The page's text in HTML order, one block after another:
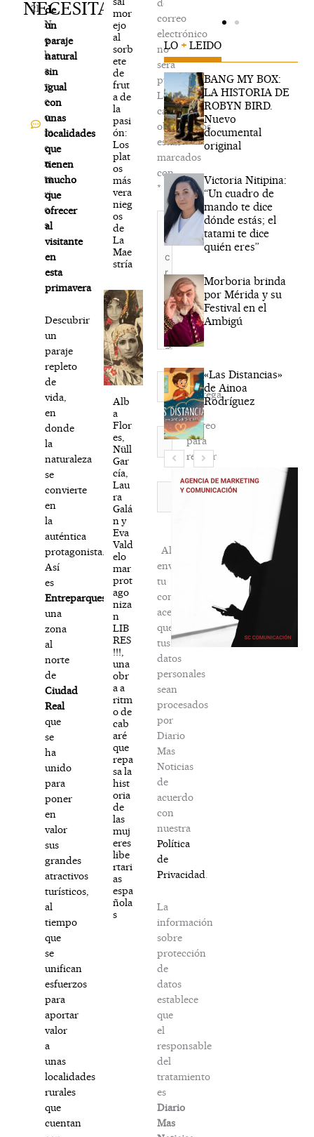
NECESITAS
21
N
o
h
a
y
c
o
m
e
n
ta
ri
o
s
de
un
paraje
natural
sin
igual
con
unas
localidades
que
tienen
mucho
que
ofrecer
al
visitante
en
esta
primavera
Descubrir
un
paraje
repleto
de
vida,
en
donde
la
naturaleza
se
convierte
en
la
auténtica
protagonista.
Así
es
Entreparques
una
zona
al
norte
de
Ciudad
Real
que
se
ha
unido
para
poner
en
valor
sus
grandes
atractivos
turísticos,
al
tiempo
que
se
unifican
esfuerzos
para
aportar
valor
a
unas
localidades
rurales
que
cuentan
mor
ejo
al
sorb
ete
de
frut
a de
la
pasi
ón:
Los
plat
os
más
vera
nieg
os
de
La
Mae
stría
Alb
a
Flor
es,
Nüll
Gar
cía,
Lau
ra
Galá
n y
Eva
Vald
elo
mar
prot
ago
niza
n
LIB
RES
!!!,
una
obr
a a
ritm
o de
cab
aré
que
repa
sa la
hist
oria
de
las
muj
eres
libe
rtari
as
espa
ñola
s
de
correo
electrónico
no
será
publicada.
Los
campos
obligatorios
están
marcados
con
*
Escribe
aquí...
Nombre*
Correo
electrónico*
Agréga
mi
correo
para
recibir
la
newsletter
Al
enviar
tu
comentario,
aceptas
que
tus
datos
personales
sean
procesados
por
Diario
Mas
Noticias
de
acuerdo
con
nuestra
Política
de
Privacidad
La
información
sobre
protección
de
datos
establece
que
el
responsable
del
tratamiento
es
Diario
Mas
LO + LEIDO
BANG MY BOX:
LA HISTORIA DE
ROBYN BIRD.
Nuevo
documental
original
Victoria Nitipina:
“Un cuadro de
mando te dice
dónde estás; el
tatami te dice
quién eres”
Morboria brinda
por Mérida y su
Festival en el
Ambigú
«Las Distancias»
de Ainoa
Rodríguez